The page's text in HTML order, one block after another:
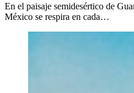
En el paisaje semidesértico de
México se respira en cada…